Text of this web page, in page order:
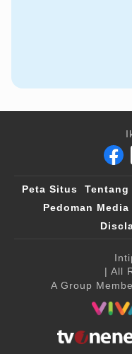
Peta Situs Tentang
Pedoman
| All
A Group